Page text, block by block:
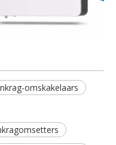
omskakelaars